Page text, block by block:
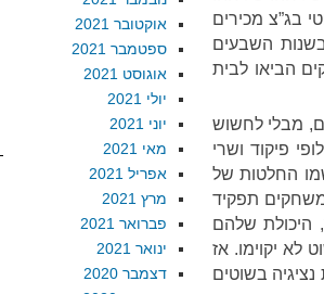
בג”צ מכירים
השבעים
הביאו לבית
מבלי לחשוש
פיקוד ושרי
החלטות של
משחקים תפקיד
היכולת שלהם
לא יקוימו. אז
בשוטים
אוקטובר 2021
ספטמבר 2021
אוגוסט 2021
יולי 2021
יוני 2021
מאי 2021
אפריל 2021
מרץ 2021
פברואר 2021
ינואר 2021
דצמבר 2020